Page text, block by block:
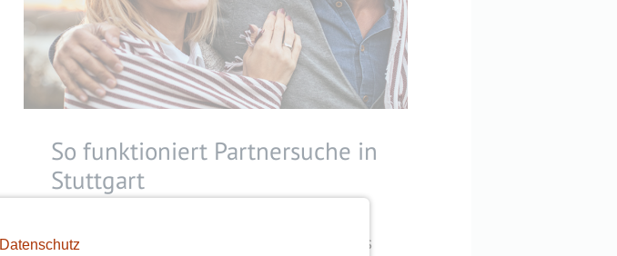
Datenschutz
So funktioniert Partnersuche in
Stuttgart
Hast du keine Lust mehr auf oberflächliches